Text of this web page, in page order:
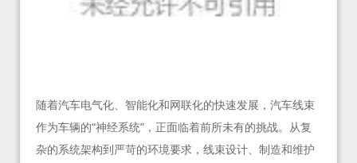
随着汽车电气化、智能化和网联化的快速发展，汽车线束
作为车辆的“神经系统”，正面临着前所未有的挑战。从复
杂的系统架构到严苛的环境要求，线束设计、制造和维护